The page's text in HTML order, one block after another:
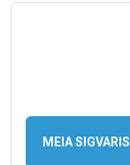
MEIA SIGVARIS